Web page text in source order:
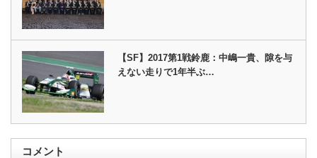
【SF】2017第1戦鈴鹿：中嶋一貴、隙を与
えない走りで1年半ぶ…
コメント